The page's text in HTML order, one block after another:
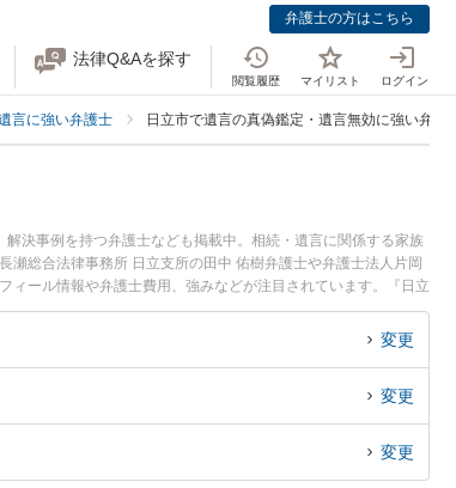
弁護士の方はこちら
法律Q&Aを探す
閲覧履歴 マイリスト ログイン
言に強い弁護士 日立市で遺言の真偽鑑定・遺言無効に強い弁護士
決事例を持つ弁護士なども掲載中。相続・遺言に関係する家族
総合法律事務所 日立支所の田中 佑樹弁護士や弁護士法人片岡
ィール情報や弁護士費用、強みなどが注目されています。『日立
豊富な近くの弁護士を検索したい』『初回相談無料で遺言無効を
変更
変更
変更